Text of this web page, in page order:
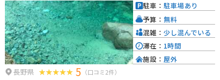
長野県 5 （口コミ2件）
駐車： 駐車場あり
予算： 無料
混雑： 少し混んでいる
滞在： 1時間
施設： 屋外